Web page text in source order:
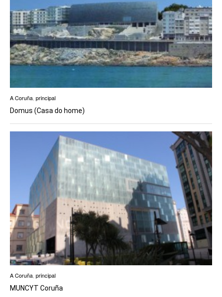
A Coruña principal
Domus (Casa do home)
A Coruña, principal
MUNCYT Coruña